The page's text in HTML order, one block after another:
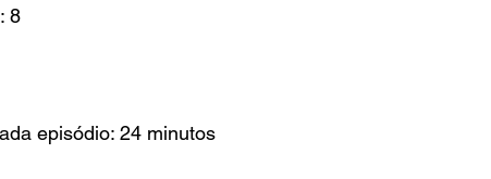
8
episódio: 24 minutos